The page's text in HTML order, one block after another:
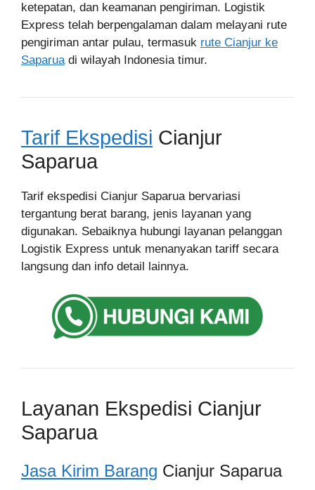
ketepatan, dan keamanan pengiriman. Logistik
Express telah berpengalaman dalam melayani rute
pengiriman antar pulau, termasuk rute Cianjur ke
Saparuadi wilayah Indonesia timur.
Tarif Ekspedisi Cianjur
Saparua
Tarif ekspedisi Cianjur Saparua bervariasi
tergantung berat barang, jenis layanan yang
digunakan. Sebaiknya hubungi layanan pelanggan
Logistik Express untuk menanyakan tariff secara
langsung dan info detail lainnya.
Layanan Ekspedisi Cianjur
Saparua
Jasa Kirim Barang Cianjur Saparua